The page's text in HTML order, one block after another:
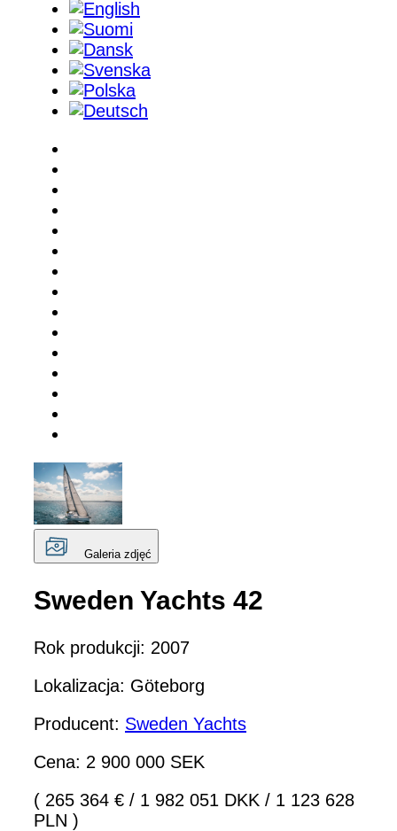
Galeria zdjęć
Sweden Yachts 42
Rok produkcji: 2007
Lokalizacja: Göteborg
Producent: Sweden Yachts
Cena: 2 900 000 SEK
( 265 364 € / 1 982 051 DKK / 1 123 628
PLN )